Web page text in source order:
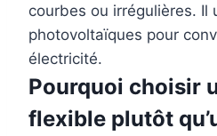
courbes ou irrégulières. Il
photovoltaïques pour
électricité.
Pourquoi choisir
flexible plutôt